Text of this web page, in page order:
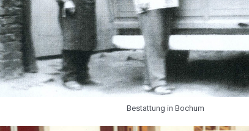
Bestattung in Bochum